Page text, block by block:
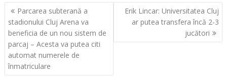
Navigare
în
articole
Parcarea subterană a
stadionului Cluj Arena va
beneficia de un nou sistem de
parcaj – Acesta va putea citi
automat numerele de
înmatriculare
Erik Lincar: Universitatea Cluj
ar putea transfera încă 2-3
jucători